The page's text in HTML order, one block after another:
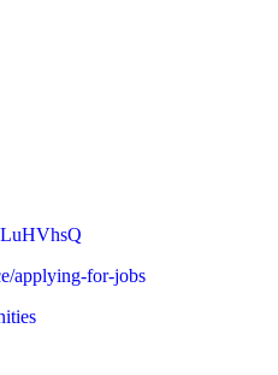
applying-for-jobs